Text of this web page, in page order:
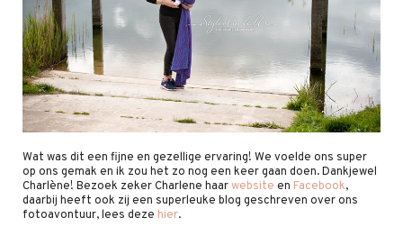
Wat was dit een fijne en gezellige ervaring! We voelde ons super
op ons gemak en ik zou het zo nog een keer gaan doen. Dankjewel
Charlène! Bezoek zeker Charlene haarwebsite en Facebook,
daarbij heeft ook zij een superleuke blog geschreven over ons
fotoavontuur, lees deze hier.